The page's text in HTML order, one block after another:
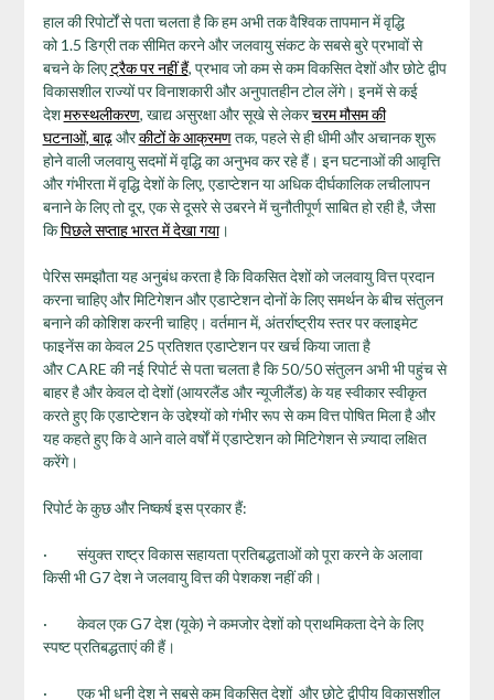
हाल की रिपोर्टों से पता चलता है कि हम अभी तक वैश्विक तापमान में वृद्धि
को 1.5 डिग्री तक सीमित करने और जलवायु संकट के सबसे बुरे प्रभावों से
बचने के लिएट्रैक पर नहीं हैं, प्रभाव जो कम से कम विकसित देशों और छोटे द्वीप
विकासशील राज्यों पर विनाशकारी और अनुपातहीन टोल लेंगे। इनमें से कई
देशमरुस्थलीकरण, खाद्य असुरक्षा और सूखे से लेकरचरम मौसम की
घटनाओं, बाढ़औरकीटों के आक्रमणतक, पहले से ही धीमी और अचानक शुरू
होने वाली जलवायु सदमों में वृद्धि का अनुभव कर रहे हैं। इन घटनाओं की आवृत्ति
और गंभीरता में वृद्धि देशों के लिए, एडाप्टेशन या अधिक दीर्घकालिक लचीलापन
बनाने के लिए तो दूर, एक से दूसरे से उबरने में चुनौतीपूर्ण साबित हो रही है, जैसा
किपिछले सप्ताह भारत में देखा गया।
पेरिस समझौता यह अनुबंध करता है कि विकसित देशों को जलवायु वित्त प्रदान
करना चाहिए और मिटिगेशन और एडाप्टेशन दोनों के लिए समर्थन के बीच संतुलन
बनाने की कोशिश करनी चाहिए। वर्तमान में, अंतर्राष्ट्रीय स्तर पर क्लाइमेट
फाइनेंस का केवल 25 प्रतिशत एडाप्टेशन पर खर्च किया जाता है
और CARE की नई रिपोर्ट से पता चलता है कि 50/50 संतुलन अभी भी पहुंच से
बाहर है और केवल दो देशों (आयरलैंड और न्यूजीलैंड) के यह स्वीकार स्वीकृत
करते हुए कि एडाप्टेशन के उद्देश्यों को गंभीर रूप से कम वित्त पोषित मिला है और
यह कहते हुए कि वे आने वाले वर्षों में एडाप्टेशन को मिटिगेशन से ज़्यादा लक्षित
करेंगे।
रिपोर्ट के कुछ और निष्कर्ष इस प्रकार हैं:
· संयुक्त राष्ट्र विकास सहायता प्रतिबद्धताओं को पूरा करने के अलावा
किसी भी G7 देश ने जलवायु वित्त की पेशकश नहीं की।
· केवल एक G7 देश (यूके) ने कमजोर देशों को प्राथमिकता देने के लिए
स्पष्ट प्रतिबद्धताएं की हैं।
· एक भी धनी देश ने सबसे कम विकसित देशों और छोटे द्वीपीय विकासशील